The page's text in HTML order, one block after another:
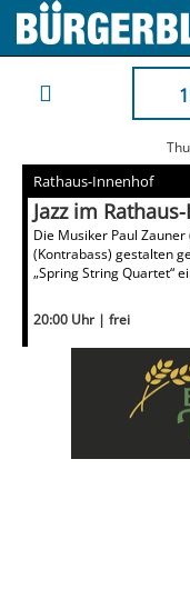
Rathaus-Innenhof
Jazz im
Die Musiker Paul
(Kontrabass) gestalten
„Spring String Quartet“
20:00 Uhr | frei